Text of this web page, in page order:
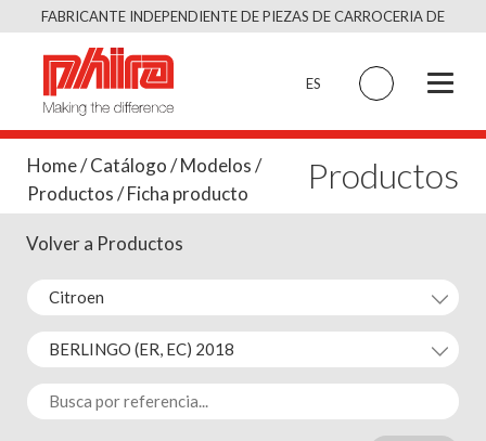
Saltar
FABRICANTE INDEPENDIENTE DE PIEZAS DE CARROCERIA DE
CALIDAD EQUIVALENTE AL ORIGINAL
ES
Home/Catálogo/Modelos/
Productos/ Ficha producto Productos
Volver a Productos